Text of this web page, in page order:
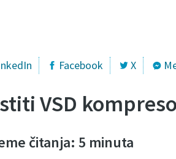
Facebook X
VSD
čitanja: 5 minuta